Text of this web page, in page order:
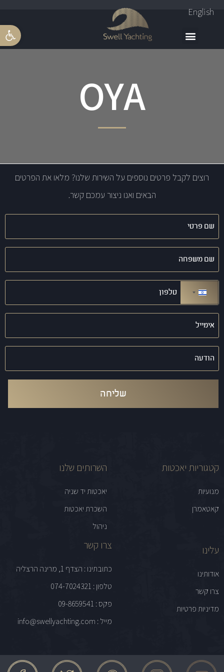
פתח
English
OYA
רוצים לקבל פרטים נוספים על השירות שלנו? מלאו את הפרטים
הבאים ואנו ניצור עמכם קשר.
שם
פרטי
שם
משפחה
טלפון
(חובה)
ישראל +972
אימייל
(חובה)
הודעה
קטגוריות יאכטות
מנועיות
קאטאמרן
השרותים שלנו
יאכטות יד שניה
השכרת יאכטות
ניהול
עלינו
אודותינו
צרו קשר
מדיניות פרטיות
צרו קשר
כתובתינו : הצדף 1, מרינה הרצליה
טלפון : 074-7024321
פקס : 09-8659541
מייל : info@swellyachting.com